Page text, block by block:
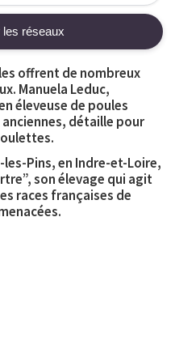
les réseaux
offrent de nombreux
Manuela Leduc,
éleveuse de poules
détaille pour
Pins, en Indre-et-Loire,
”, son élevage qui agit
races françaises de